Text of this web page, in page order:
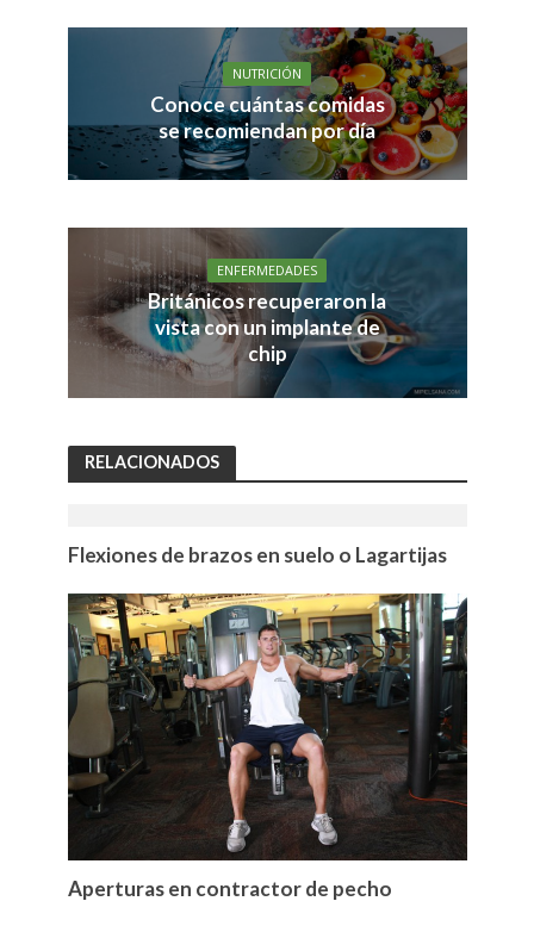
NUTRICIÓN
Conoce cuántas comidas
se recomiendan por día
ENFERMEDADES
Británicos recuperaron la
vista con un implante de
chip
RELACIONADOS
Flexiones de brazos en suelo o Lagartijas
Aperturas en contractor de pecho